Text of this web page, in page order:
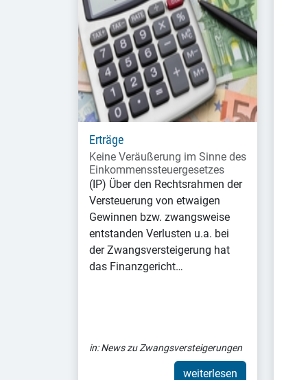
Erträge
Keine Veräußerung im Sinne des
Einkommenssteuergesetzes
(IP) Über den Rechtsrahmen der
Versteuerung von etwaigen
Gewinnen bzw. zwangsweise
entstanden Verlusten u.a. bei
der Zwangsversteigerung hat
das Finanzgericht…
in:News zu Zwangsversteigerungen
weiterlesen